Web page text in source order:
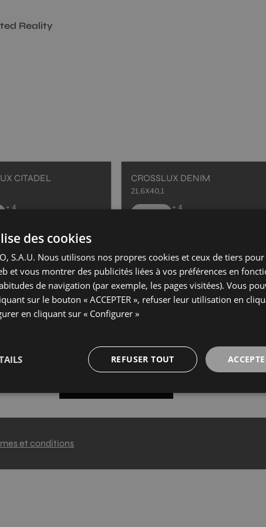
Reality
CITADEL
+ 4
CROSSLUX DENIM
21,6X40,1
WHITE
+ 4
et conditions
des cookies
S.A.U. Nous utilisons nos propres cookies et ceux de tiers
et vous montrer des publicités liées à vos préférences en
de navigation (par exemple, les pages visitées). Vous
sur le bouton « ACCEPTER », refuser leur utilisation en
en cliquant sur « Configurer »
REFUSER TOUT